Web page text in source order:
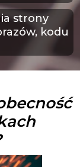
strony
kodu